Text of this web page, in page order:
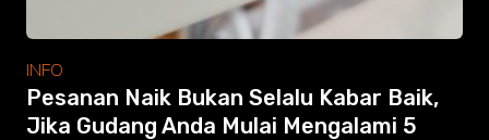
INFO
Pesanan Naik Bukan Selalu Kabar Baik,
Jika Gudang Anda Mulai Mengalami 5